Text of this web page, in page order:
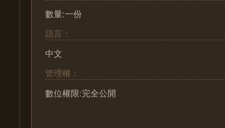
數量:一份
語言：
中文
管理權：
數位權限:完全公開